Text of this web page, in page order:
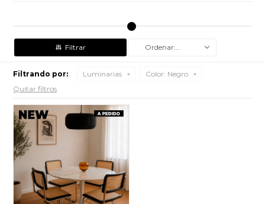
Recomendados
Filtrando por: Luminarias Color: Negro
Quitar filtros